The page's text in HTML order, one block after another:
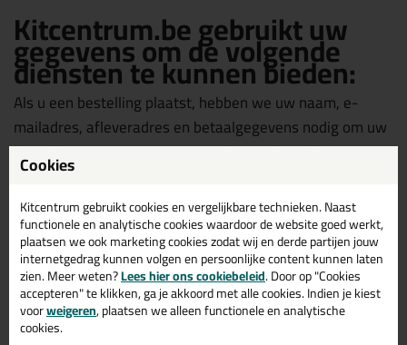
Kitcentrum.be gebruikt uw
gegevens om de volgende
diensten te kunnen bieden:
Als u een bestelling plaatst, hebben we uw naam, e-
mailadres, afleveradres en betaalgegevens nodig om uw
bestelling uit te voeren en u van het verloop daarvan op
de hoogte te houden.
Om het winkelen bij Kitcentrum.be zo aangenaam
mogelijk te laten zijn, slaan wij met uw toestemming uw
persoonlijke gegevens en de gegevens met betrekking
tot uw bestelling en het gebruik van onze diensten op.
Hierdoor kunnen wij de website personaliseren en u
Cookies
Kitcentrum gebruikt cookies en vergelijkbare technieken. Naast
functionele en analytische cookies waardoor de website goed werkt,
plaatsen we ook marketing cookies zodat wij en derde partijen jouw
internetgedrag kunnen volgen en persoonlijke content kunnen laten
zien. Meer weten?Lees hier ons cookiebeleid. Door op "Cookies
accepteren" te klikken, ga je akkoord met alle cookies. Indien je kiest
voorweigeren, plaatsen we alleen functionele en analytische
cookies.